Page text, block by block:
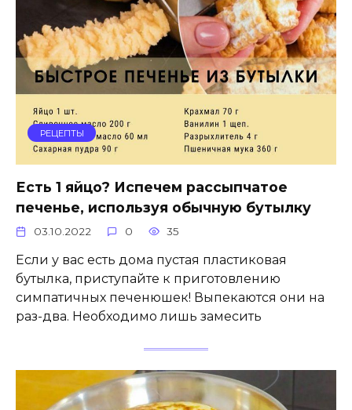
РЕЦЕПТЫ
Есть 1 яйцо? Испечем рассыпчатое
печенье, используя обычную бутылку
03.10.2022 0 35
Если у вас есть дома пустая пластиковая
бутылка, приступайте к приготовлению
симпатичных печенюшек! Выпекаются они на
раз-два. Необходимо лишь замесить